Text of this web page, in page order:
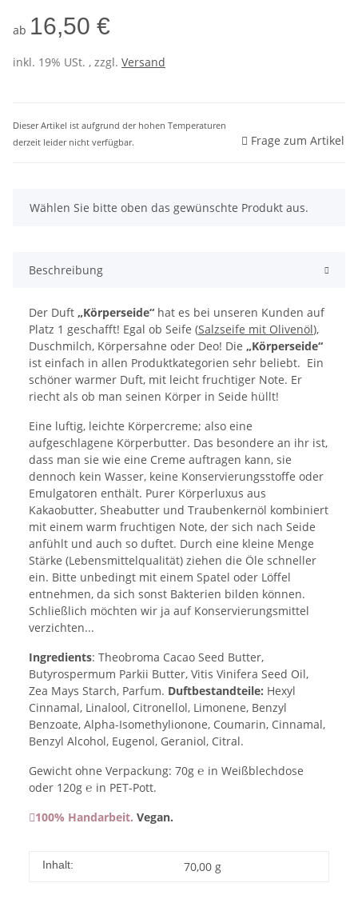
ab 16,50 €
inkl. 19% USt. , zzgl. Versand
Dieser Artikel ist aufgrund der hohen Temperaturen
derzeit leider nicht verfügbar.
Frage zum Artikel
x
Wählen Sie bitte oben das gewünschte Produkt aus.
Beschreibung
Der Duft „Körperseide“ hat es bei unseren Kunden auf
Platz 1 geschafft! Egal ob Seife (Salzseife mit Olivenöl),
Duschmilch, Körpersahne oder Deo! Die „Körperseide“
ist einfach in allen Produktkategorien sehr beliebt. Ein
schöner warmer Duft, mit leicht fruchtiger Note. Er
riecht als ob man seinen Körper in Seide hüllt!
Eine luftig, leichte Körpercreme; also eine
aufgeschlagene Körperbutter. Das besondere an ihr ist,
dass man sie wie eine Creme auftragen kann, sie
dennoch kein Wasser, keine Konservierungsstoffe oder
Emulgatoren enthält. Purer Körperluxus aus
Kakaobutter, Sheabutter und Traubenkernöl kombiniert
mit einem warm fruchtigen Note, der sich nach Seide
anfühlt und auch so duftet. Durch eine kleine Menge
Stärke (Lebensmittelqualität) ziehen die Öle schneller
ein. Bitte unbedingt mit einem Spatel oder Löffel
entnehmen, da sich sonst Bakterien bilden können.
Schließlich möchten wir ja auf Konservierungsmittel
verzichten...
Ingredients: Theobroma Cacao Seed Butter,
Butyrospermum Parkii Butter, Vitis Vinifera Seed Oil,
Zea Mays Starch, Parfum. Duftbestandteile: Hexyl
Cinnamal, Linalool, Citronellol, Limonene, Benzyl
Benzoate, Alpha-Isomethylionone, Coumarin, Cinnamal,
Benzyl Alcohol, Eugenol, Geraniol, Citral.
Gewicht ohne Verpackung: 70g ℮ in Weißblechdose
oder 120g ℮ in PET-Pott.
100% Handarbeit. Vegan.
Inhalt: 70,00 g